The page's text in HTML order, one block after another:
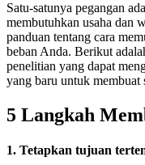
Satu-satunya pegangan
membutuhkan usaha dan
panduan tentang cara
beban Anda. Berikut
penelitian yang dapat
yang baru untuk membuat
5 Langkah
1. Tetapkan tujuan